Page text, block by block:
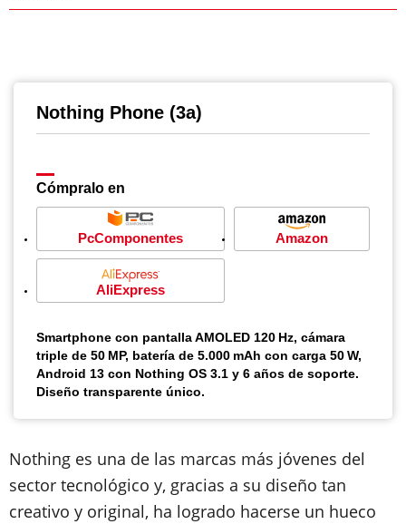
Nothing Phone (3a)
Cómpralo en
PcComponentes Amazon
AliExpress
Smartphone con pantalla AMOLED 120 Hz, cámara
triple de 50 MP, batería de 5.000 mAh con carga 50 W,
Android 13 con Nothing OS 3.1 y 6 años de soporte.
Diseño transparente único.
Nothing es una de las marcas más jóvenes del
sector tecnológico y, gracias a su diseño tan
creativo y original, ha logrado hacerse un hueco